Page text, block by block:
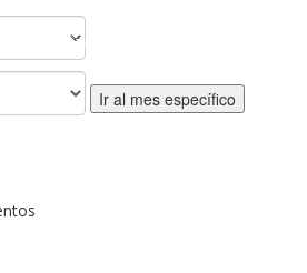
Autorizado
Ir al mes específico